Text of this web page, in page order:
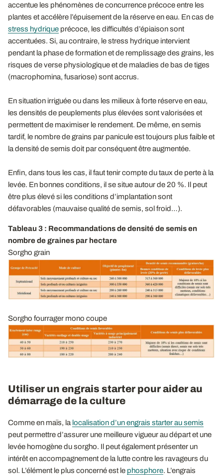
accentue les phénomènes de concurrence précoce entre les
plantes et accélère l’épuisement de la réserve en eau. En cas de
stress hydrique précoce, les difficultés d’épiaison sont
accentuées. Si, au contraire, le stress hydrique intervient
pendant la phase de formation et de remplissage des grains, les
risques de verse physiologique et de maladies de bas de tiges
(macrophomina, fusariose) sont accrus.
En situation irriguée ou dans les milieux à forte réserve en eau,
les densités de peuplements plus élevées sont valorisées et
permettent de maximiser le rendement. De même, en semis
tardif, le nombre de grains par panicule est toujours plus faible et
la densité de semis doit par conséquent être augmentée.
Enfin, dans tous les cas, il faut tenir compte du taux de perte à la
levée. En bonnes conditions, il se situe autour de 20 %. Il peut
être plus élevé si les conditions d’implantation sont
défavorables (mauvaise qualité de semis, sol froid…).
Tableau 3 : Recommandations de densité de semis en
nombre de graines par hectare
Sorgho grain
Sorgho fourrager mono coupe
Utiliser un engrais starter pour aider au
démarrage de la culture
Comme en maïs, la localisation d’un engrais starter au semis
peut permettre d’assurer une meilleure vigueur au départ et une
levée homogène du sorgho. Il peut également présenter un
intérêt en accompagnement de la lutte contre les ravageurs du
sol. L’élément le plus concerné est le phosphore. L’engrais